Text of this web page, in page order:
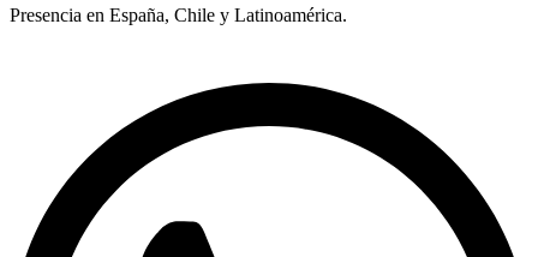
Presencia en España, Chile y Latinoamérica.